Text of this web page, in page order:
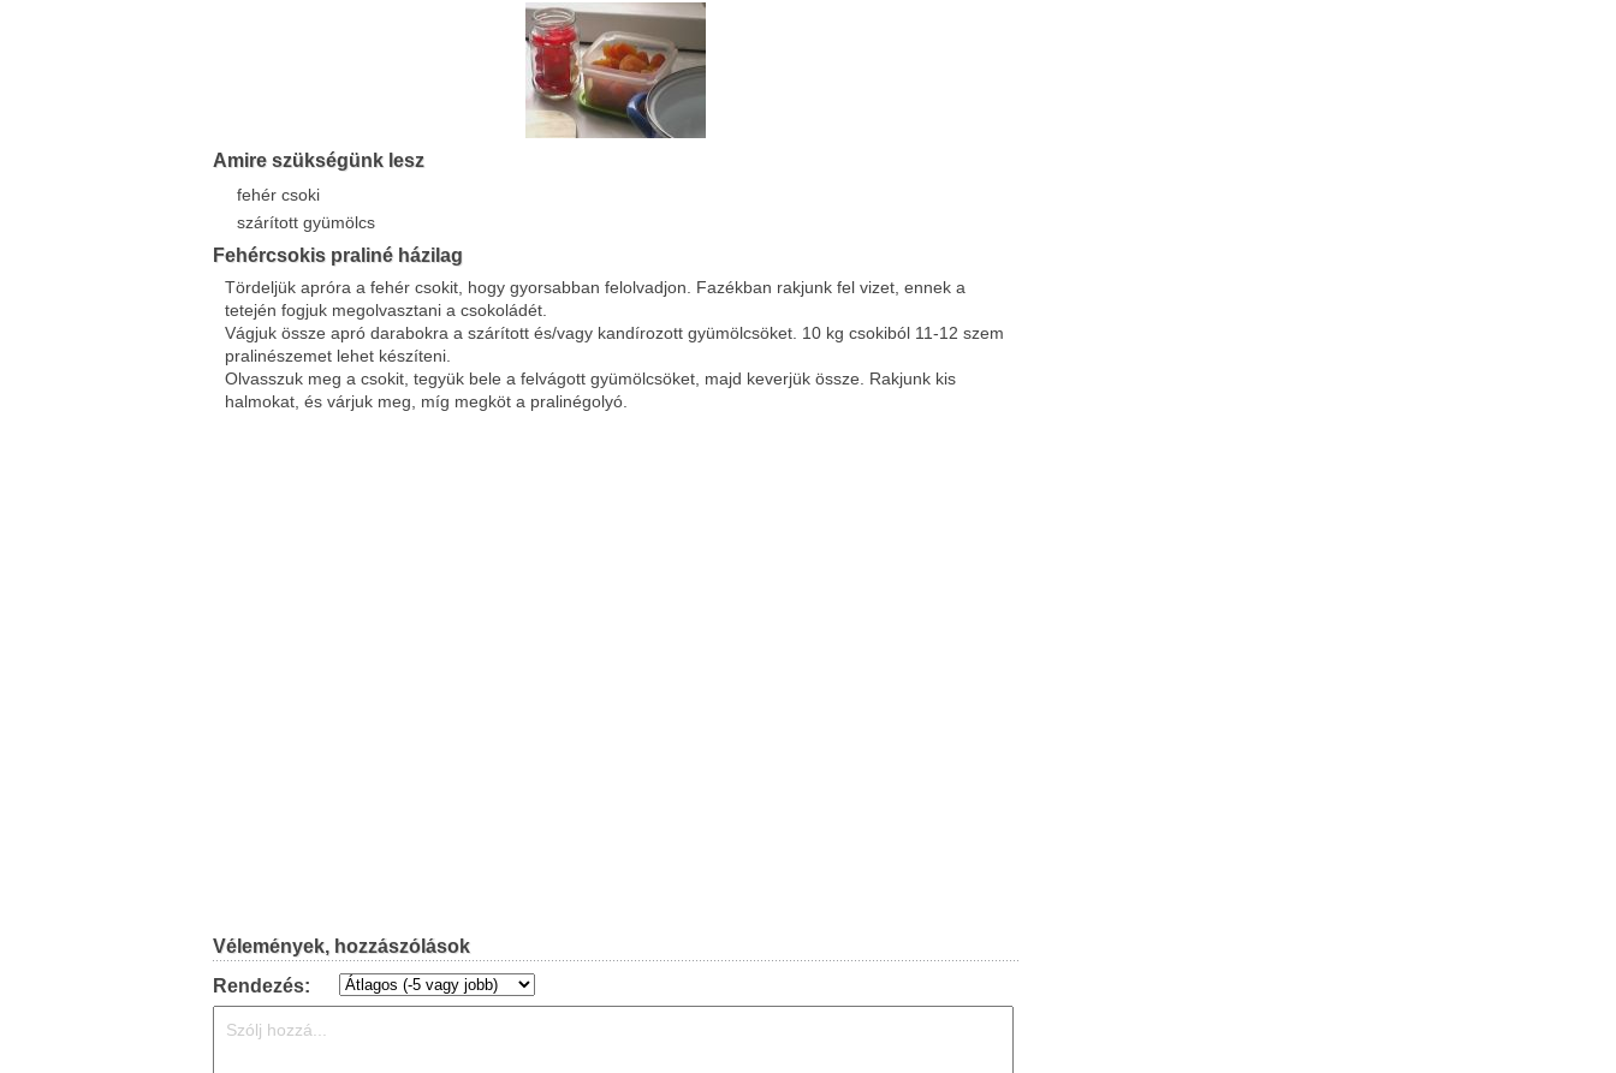
Google
Del.icio.us
Amire szükségünk lesz
fehér csoki
szárított gyümölcs
Fehércsokis praliné házilag
Tördeljük apróra a fehér csokit, hogy gyorsabban felolvadjon. Fazékban rakjunk fel vizet, ennek a
tetején fogjuk megolvasztani a csokoládét.
Vágjuk össze apró darabokra a szárított és/vagy kandírozott gyümölcsöket. 10 kg csokiból 11-12 szem
pralinészemet lehet készíteni.
Olvasszuk meg a csokit, tegyük bele a felvágott gyümölcsöket, majd keverjük össze. Rakjunk kis
halmokat, és várjuk meg, míg megköt a pralinégolyó.
Vélemények, hozzászólások
Rendezés: